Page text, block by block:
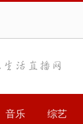
音乐 综艺